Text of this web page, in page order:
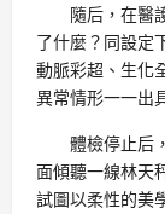
隨后，在醫
了什麼？同設定
動脈彩超、生化
異常情形一一出
體檢停止后
面傾聽一線林天
試圖以柔性的美